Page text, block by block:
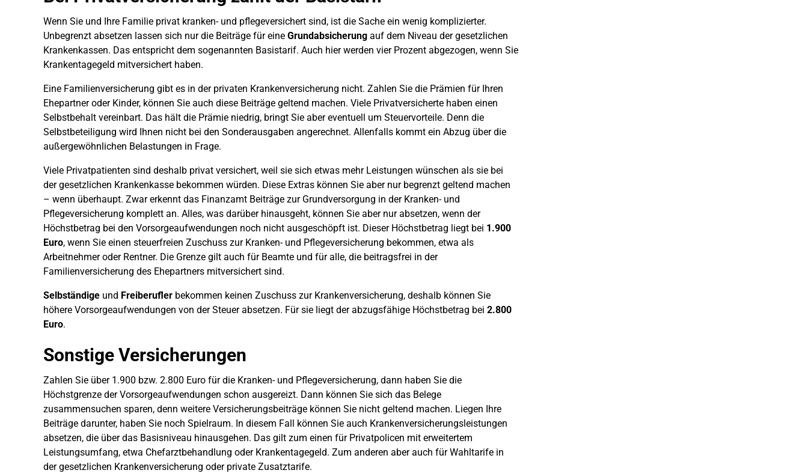
Wenn Sie und Ihre Familie privat kranken- und pflegeversichert sind, ist die Sache ein wenig komplizierter.
Unbegrenzt absetzen lassen sich nur die Beiträge für eine Grundabsicherung auf dem Niveau der gesetzlichen
Krankenkassen. Das entspricht dem sogenannten Basistarif. Auch hier werden vier Prozent abgezogen, wenn Sie
Krankentagegeld mitversichert haben.
Eine Familienversicherung gibt es in der privaten Krankenversicherung nicht. Zahlen Sie die Prämien für Ihren
Ehepartner oder Kinder, können Sie auch diese Beiträge geltend machen. Viele Privatversicherte haben einen
Selbstbehalt vereinbart. Das hält die Prämie niedrig, bringt Sie aber eventuell um Steuervorteile. Denn die
Selbstbeteiligung wird Ihnen nicht bei den Sonderausgaben angerechnet. Allenfalls kommt ein Abzug über die
außergewöhnlichen Belastungen in Frage.
Viele Privatpatienten sind deshalb privat versichert, weil sie sich etwas mehr Leistungen wünschen als sie bei
der gesetzlichen Krankenkasse bekommen würden. Diese Extras können Sie aber nur begrenzt geltend machen
– wenn überhaupt. Zwar erkennt das Finanzamt Beiträge zur Grundversorgung in der Kranken- und
Pflegeversicherung komplett an. Alles, was darüber hinausgeht, können Sie aber nur absetzen, wenn der
Höchstbetrag bei den Vorsorgeaufwendungen noch nicht ausgeschöpft ist. Dieser Höchstbetrag liegt bei 1.900
Euro, wenn Sie einen steuerfreien Zuschuss zur Kranken- und Pflegeversicherung bekommen, etwa als
Arbeitnehmer oder Rentner. Die Grenze gilt auch für Beamte und für alle, die beitragsfrei in der
Familienversicherung des Ehepartners mitversichert sind.
Selbständige und Freiberufler bekommen keinen Zuschuss zur Krankenversicherung, deshalb können Sie
höhere Vorsorgeaufwendungen von der Steuer absetzen. Für sie liegt der abzugsfähige Höchstbetrag bei 2.800
Euro.
Sonstige Versicherungen
Zahlen Sie über 1.900 bzw. 2.800 Euro für die Kranken- und Pflegeversicherung, dann haben Sie die
Höchstgrenze der Vorsorgeaufwendungen schon ausgereizt. Dann können Sie sich das Belege
zusammensuchen sparen, denn weitere Versicherungsbeiträge können Sie nicht geltend machen. Liegen Ihre
Beiträge darunter, haben Sie noch Spielraum. In diesem Fall können Sie auch Krankenversicherungsleistungen
absetzen, die über das Basisniveau hinausgehen. Das gilt zum einen für Privatpolicen mit erweitertem
Leistungsumfang, etwa Chefarztbehandlung oder Krankentagegeld. Zum anderen aber auch für Wahltarife in
der gesetzlichen Krankenversicherung oder private Zusatztarife.